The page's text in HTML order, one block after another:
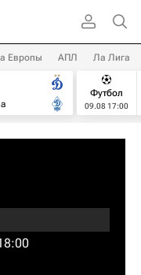
Европы АПЛ Ла Лига
Футбол
09.08 17:00